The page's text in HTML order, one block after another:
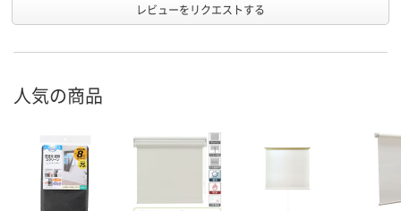
レビューをリクエストする
人気の商品